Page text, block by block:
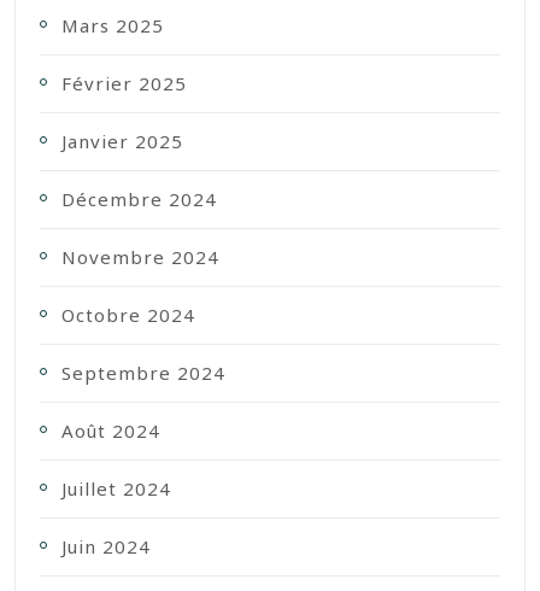
Mars 2025
Février 2025
Janvier 2025
Décembre 2024
Novembre 2024
Octobre 2024
Septembre 2024
Août 2024
Juillet 2024
Juin 2024